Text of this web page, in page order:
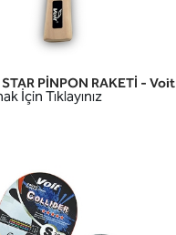
HIZLI GÖRÜNÜM
PİNPON RAKETİ - Voit
İçin Tıklayınız